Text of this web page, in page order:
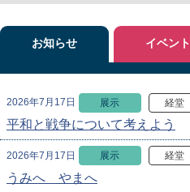
お知らせ
2026年7月17日 展示 経堂
平和と戦争について考えよう
2026年7月17日 展示 経堂
うみへ やまへ
イベント